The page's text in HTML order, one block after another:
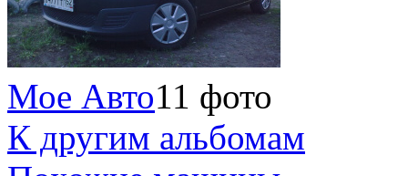
Мое Авто11 фото
К другим альбомам